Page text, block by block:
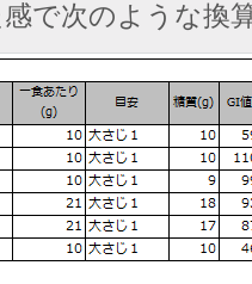
で次のような換